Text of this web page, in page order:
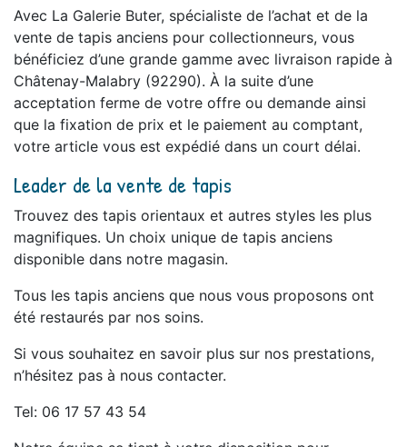
Avec La Galerie Buter, spécialiste de l’achat et de la
vente de tapis anciens pour collectionneurs, vous
bénéficiez d’une grande gamme avec livraison rapide à
Châtenay-Malabry (92290). À la suite d’une
acceptation ferme de votre offre ou demande ainsi
que la fixation de prix et le paiement au comptant,
votre article vous est expédié dans un court délai.
Leader de la vente de tapis
Trouvez des tapis orientaux et autres styles les plus
magnifiques. Un choix unique de tapis anciens
disponible dans notre magasin.
Tous les tapis anciens que nous vous proposons ont
été restaurés par nos soins.
Si vous souhaitez en savoir plus sur nos prestations,
n’hésitez pas à nous contacter.
Tel: 06 17 57 43 54